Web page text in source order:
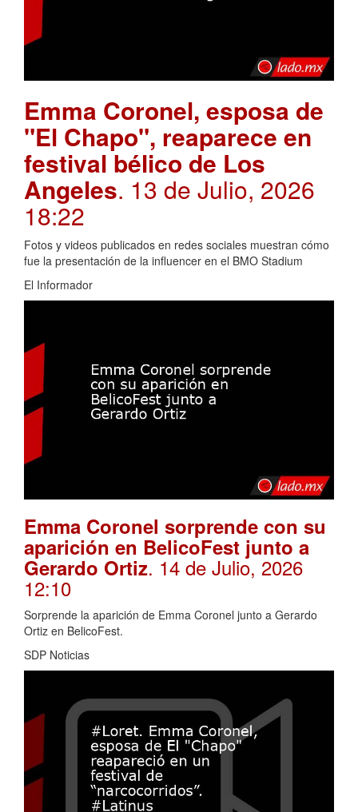
Emma Coronel, esposa de
"El Chapo", reaparece en
festival bélico de Los
Angeles. 13 de Julio, 2026
18:22
Fotos y videos publicados en redes sociales muestran cómo
fue la presentación de la influencer en el BMO Stadium
El Informador
Emma Coronel sorprende con su
aparición en BelicoFest junto a
Gerardo Ortiz. 14 de Julio, 2026
12:10
Sorprende la aparición de Emma Coronel junto a Gerardo
Ortiz en BelicoFest.
SDP Noticias